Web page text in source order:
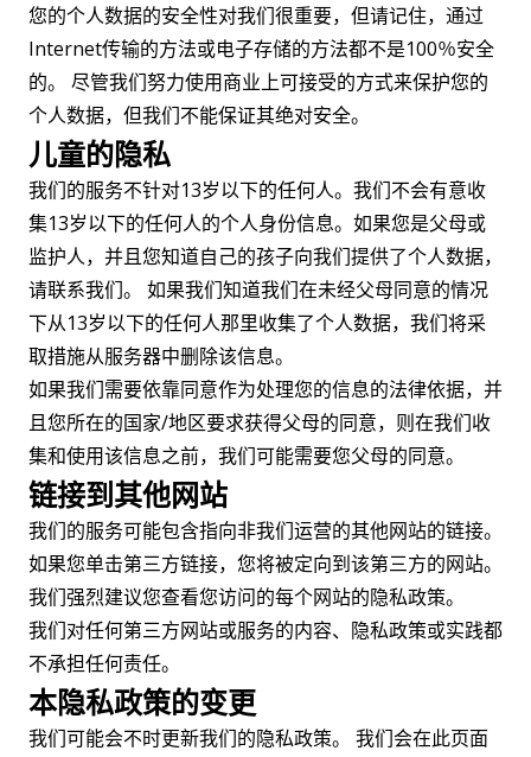
您的个人数据的安全性对我们很重要，但请记住，通过
Internet传输的方法或电子存储的方法都不是100％安全
的。 尽管我们努力使用商业上可接受的方式来保护您的
个人数据，但我们不能保证其绝对安全。
儿童的隐私
我们的服务不针对13岁以下的任何人。我们不会有意收
集13岁以下的任何人的个人身份信息。如果您是父母或
监护人，并且您知道自己的孩子向我们提供了个人数据，
请联系我们。 如果我们知道我们在未经父母同意的情况
下从13岁以下的任何人那里收集了个人数据，我们将采
取措施从服务器中删除该信息。
如果我们需要依靠同意作为处理您的信息的法律依据，并
且您所在的国家/地区要求获得父母的同意，则在我们收
集和使用该信息之前，我们可能需要您父母的同意。
链接到其他网站
我们的服务可能包含指向非我们运营的其他网站的链接。
如果您单击第三方链接，您将被定向到该第三方的网站。
我们强烈建议您查看您访问的每个网站的隐私政策。
我们对任何第三方网站或服务的内容、隐私政策或实践都
不承担任何责任。
本隐私政策的变更
我们可能会不时更新我们的隐私政策。 我们会在此页面